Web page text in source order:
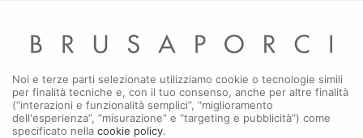
Menu
Orologi Rolex
Noi e terze parti selezionate utilizziamo cookie o tecnologie simili
per finalità tecniche e, con il tuo consenso, anche per altre finalità
(“interazioni e funzionalità semplici”, “miglioramento
dell'esperienza”, “misurazione” e “targeting e pubblicità”) come
specificato nella cookie policy.